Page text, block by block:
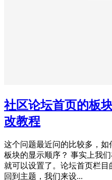
社区论坛首页的板
改教程
这个问题最近问的比较多，
板块的显示顺序？ 事实上我
就可以设置了。论坛首页栏目
回到主题，我们来设...